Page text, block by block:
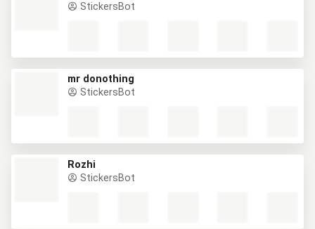
StickersBot
mr donothing
StickersBot
Rozhi
StickersBot